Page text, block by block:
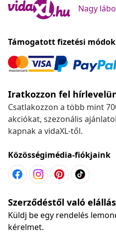
Nagy
Támogatott fizetési módok
Iratkozzon fel
Csatlakozzon a több mint
akciókat, szezonális
kapnak a vidaXL-től.
Közösségimédia-fiókjaink
Szerződéstől való elállás
Küldj be egy rendelés
kérelmet.